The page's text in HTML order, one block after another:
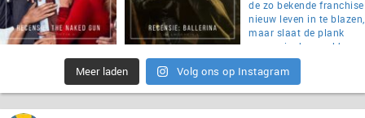
Meer laden Volg ons op Instagram